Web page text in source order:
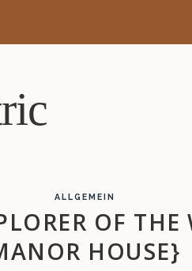
ALLGEMEIN
OF
HOUSE}